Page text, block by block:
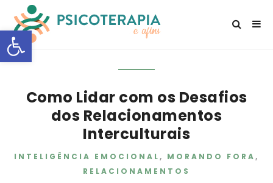
Open toolbar
Como Lidar com os Desafios
dos Relacionamentos
Interculturais
INTELIGÊNCIA EMOCIONAL, MORANDO FORA,
RELACIONAMENTOS